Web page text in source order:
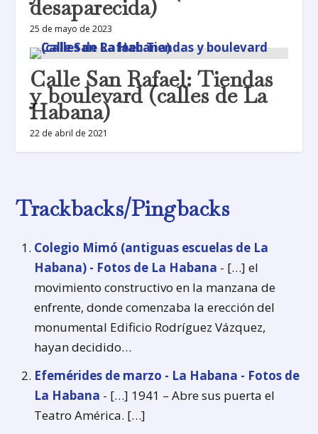
desaparecida)
25 de mayo de 2023
Calle San Rafael: Tiendas
y boulevard (calles de La
Habana)
22 de abril de 2021
Trackbacks/Pingbacks
Colegio Mimó (antiguas escuelas de La
Habana) - Fotos de La Habana - […] el
movimiento constructivo en la manzana de
enfrente, donde comenzaba la erección del
monumental Edificio Rodríguez Vázquez,
hayan decidido…
Efemérides de marzo - La Habana - Fotos de
La Habana - […] 1941 – Abre sus puerta el
Teatro América. […]